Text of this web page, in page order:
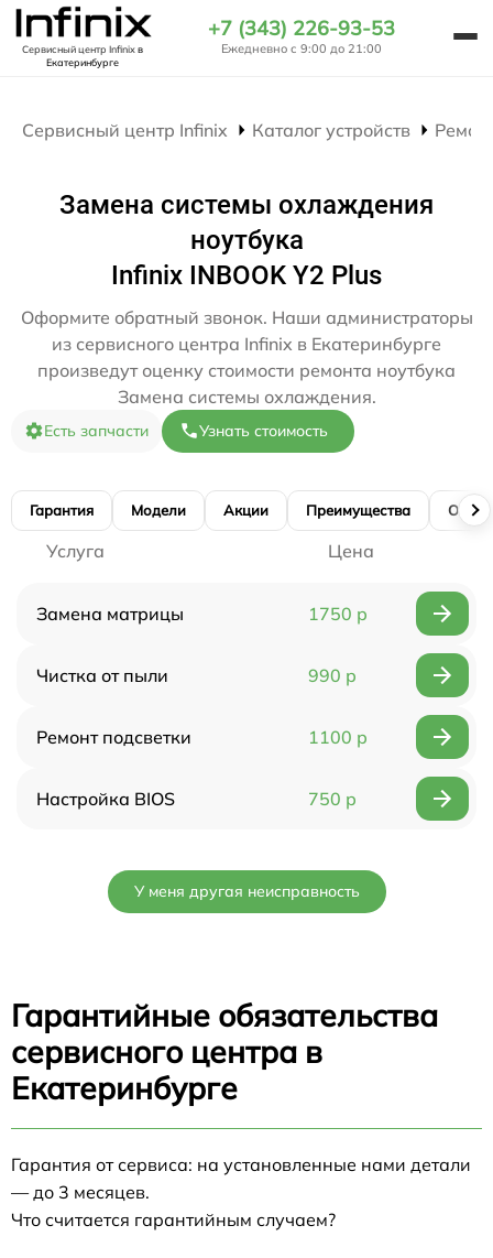
Сервисный центр Infinixв
Екатеринбурге
+7 (343) 226-93-53
Ежедневно с 9:00 до 21:00
Сервисный центр Infinix Каталог устройств
Замена системы охлаждения
ноутбука
Infinix INBOOK Y2 Plus
Оформите обратный звонок. Наши администраторы
из сервисного центра Infinix в Екатеринбурге
произведут оценку стоимости ремонта ноутбука
Замена системы охлаждения.
Есть запчасти Узнать стоимость
Гарантия Модели Акции Преимущества
Услуга Цена
Замена матрицы 1750 р
Чистка от пыли 990 р
Ремонт подсветки 1100 р
Настройка BIOS 750 р
У меня другая неисправность
Гарантийные обязательства
сервисного центра в
Екатеринбурге
Гарантия от сервиса: на установленные нами детали
— до 3 месяцев.
Что считается гарантийным случаем?